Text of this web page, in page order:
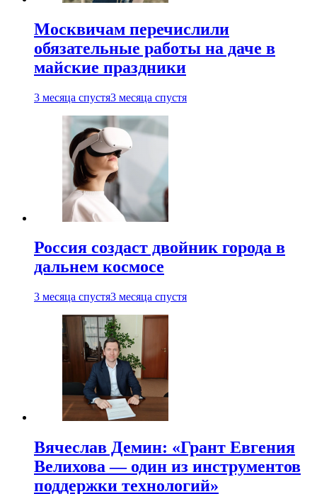
Москвичам перечислили
обязательные работы на даче в
майские праздники
3 месяца спустя3 месяца спустя
Россия создаст двойник города в
дальнем космосе
3 месяца спустя3 месяца спустя
Вячеслав Демин: «Грант Евгения
Велихова — один из инструментов
поддержки технологий»